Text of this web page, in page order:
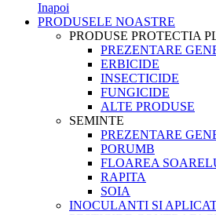
Inapoi
PRODUSELE NOASTRE
PRODUSE PROTECTIA
PREZENTARE
ERBICIDE
INSECTICIDE
FUNGICIDE
ALTE PRODUSE
SEMINTE
PREZENTARE
PORUMB
FLOAREA
RAPITA
SOIA
INOCULANTI SI